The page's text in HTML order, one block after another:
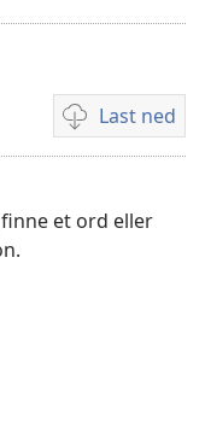
Last ned
for
et ord eller